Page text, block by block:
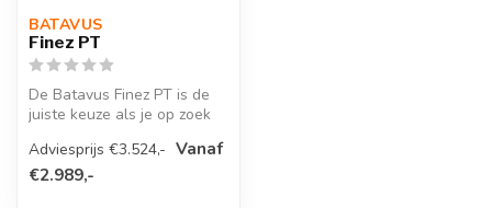
BATAVUS
Finez PT
De Batavus Finez PT is de
juiste keuze als je op zoek
Adviesprijs €3.524,- Vanaf
€2.989,-